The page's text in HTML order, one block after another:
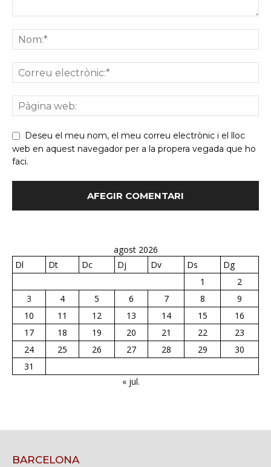
Deseu el meu nom, el meu correu electrònic i el lloc
web en aquest navegador per a la propera vegada que ho
faci.
agost 2026
Dl
Dt Dc Dj Dv Ds
Dg
1
2
3
4 5 6 7 8
9
10
11 12 13 14 15
16
17
18 19 20 21 22
23
24
25 26 27 28 29
30
31
« jul.
BARCELONA